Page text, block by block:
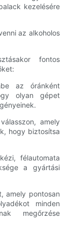
kezelésére
az alkoholos
fontos
az óránként
olyan gépet
amely
hogy biztosítsa
félautomata
a gyártási
amely pontosan
minden
megőrzése